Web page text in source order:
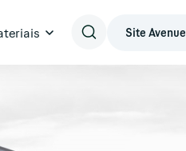
Site Avenue